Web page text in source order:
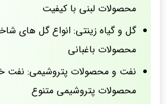
محصولات لبنی با کیفیت
گل و گیاه زینتی: انواع گل های
محصولات باغبانی
نفت و محصولات پتروشیمی: نفت
محصولات پتروشیمی متنوع